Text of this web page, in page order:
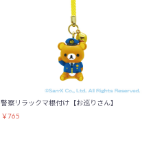
警察リラックマ根付け【お巡りさん】
￥765